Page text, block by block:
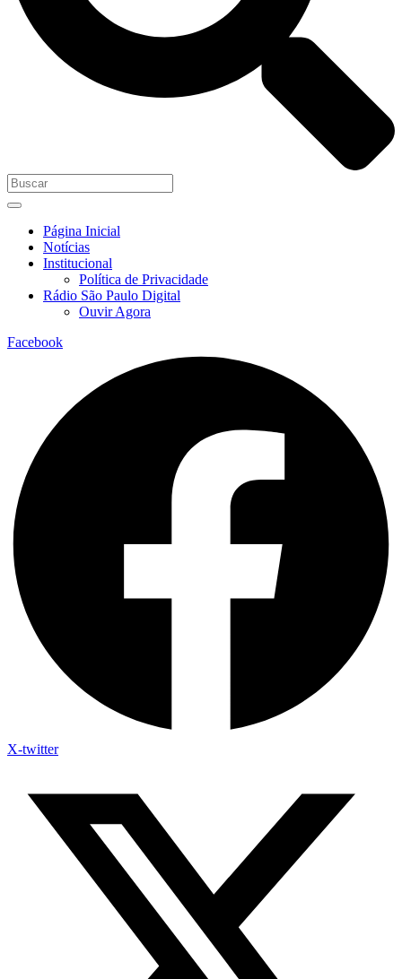
Página Inicial
Notícias
Institucional
Política de Privacidade
Rádio São Paulo Digital
Ouvir Agora
Facebook
X-twitter